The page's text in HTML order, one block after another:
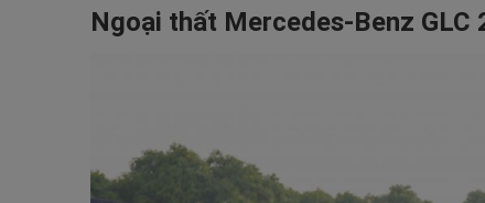
Ngoại thất Mercedes-Benz GLC